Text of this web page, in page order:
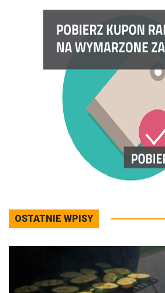
OSTATNIE WPISY